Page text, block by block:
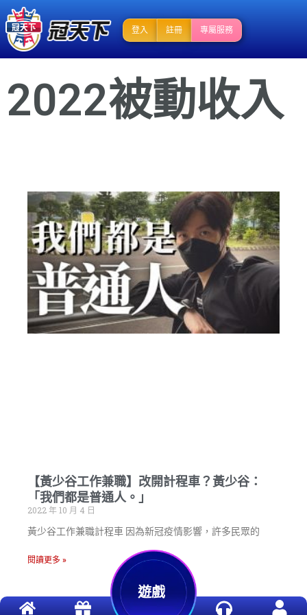
登入 註冊 專屬服務
2022被動收入
【黃少谷工作兼職】改開計程車？黃少谷：
「我們都是普通人。」
2022 年 10 月 4 日
黃少谷工作兼職計程車 因為新冠疫情影響，許多民眾的
閱讀更多 »
遊戲